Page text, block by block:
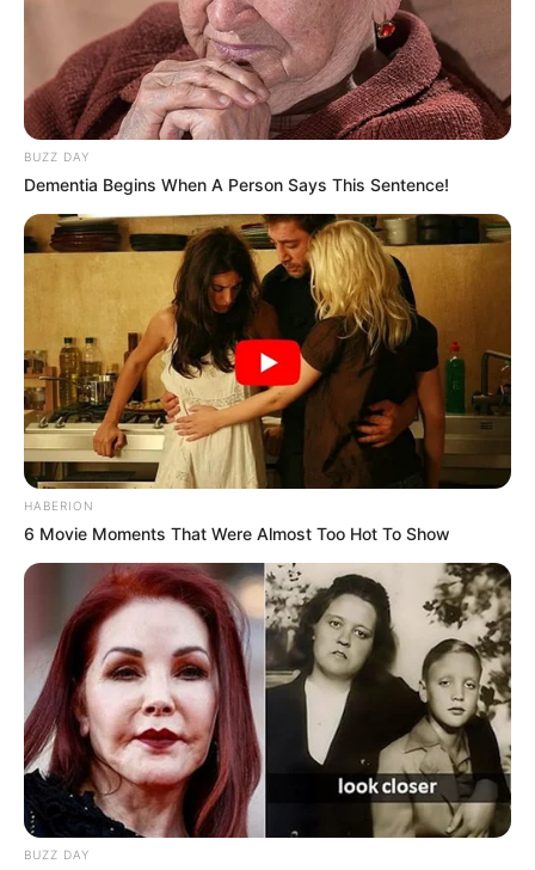
BUZZ DAY
Dementia Begins When A Person Says This Sentence!
HABERION
6 Movie Moments That Were Almost Too Hot To Show
BUZZ DAY